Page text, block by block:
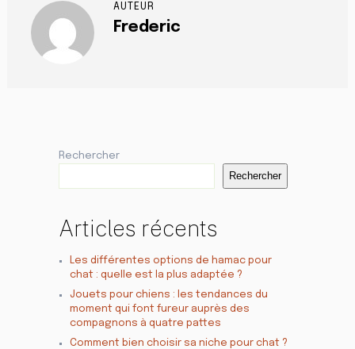
AUTEUR
Frederic
Rechercher
Rechercher
Articles récents
Les différentes options de hamac pour
chat : quelle est la plus adaptée ?
Jouets pour chiens : les tendances du
moment qui font fureur auprès des
compagnons à quatre pattes
Comment bien choisir sa niche pour chat ?